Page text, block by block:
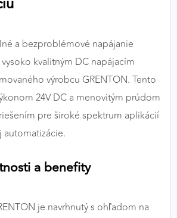
a bezproblémové napájanie
kvalitným DC napájacím
výrobcu GRENTON. Tento
24V DC a menovitým prúdom
pre široké spektrum aplikácií
a benefity
je navrhnutý s ohľadom na
našich stránok.
Google
COOKIES
cookies sa používajú na sledovanie
a relevantnú reklamu, a to na